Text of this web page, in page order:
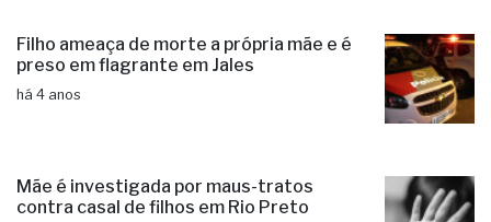
Filho ameaça de morte a própria mãe e é
preso em flagrante em Jales
há 4 anos
Mãe é investigada por maus-tratos
contra casal de filhos em Rio Preto